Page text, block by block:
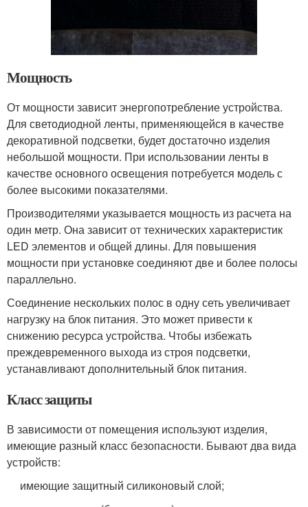
Мощность
От мощности зависит энергопотребление устройства.
Для светодиодной ленты, применяющейся в качестве
декоративной подсветки, будет достаточно изделия
небольшой мощности. При использовании ленты в
качестве основного освещения потребуется модель с
более высокими показателями.
Производителями указывается мощность из расчета на
один метр. Она зависит от технических характеристик
LED элементов и общей длины. Для повышения
мощности при установке соединяют две и более полосы
параллельно.
Соединение нескольких полос в одну сеть увеличивает
нагрузку на блок питания. Это может привести к
снижению ресурса устройства. Чтобы избежать
преждевременного выхода из строя подсветки,
устанавливают дополнительный блок питания.
Класс защиты
В зависимости от помещения используют изделия,
имеющие разный класс безопасности. Бывают два вида
устройств:
имеющие защитный силиконовый слой;